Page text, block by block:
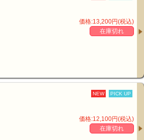
価格:13,200円(税込)
在庫切れ
NEW PICK UP
価格:12,100円(税込)
在庫切れ